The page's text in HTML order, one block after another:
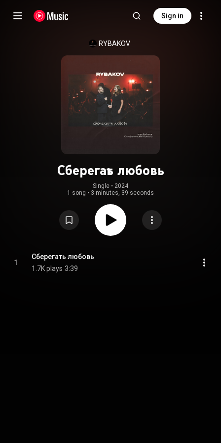
Sign in
RYBAKOV
Сберегать любовь
Single • 2024
1 song • 3 minutes, 39 seconds
1
Сберегать любовь
1.7K plays 3:39